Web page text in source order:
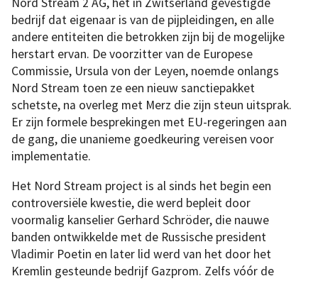
bedrijf dat eigenaar is van de pijpleidingen, en alle
andere entiteiten die betrokken zijn bij de mogelijke
herstart ervan. De voorzitter van de Europese
Commissie, Ursula von der Leyen, noemde onlangs
Nord Stream toen ze een nieuw sanctiepakket
schetste, na overleg met Merz die zijn steun uitsprak.
Er zijn formele besprekingen met EU-regeringen aan
de gang, die unanieme goedkeuring vereisen voor
implementatie.
Het Nord Stream project is al sinds het begin een
controversiële kwestie, die werd bepleit door
voormalig kanselier Gerhard Schröder, die nauwe
banden ontwikkelde met de Russische president
Vladimir Poetin en later lid werd van het door het
Kremlin gesteunde bedrijf Gazprom. Zelfs vóór de